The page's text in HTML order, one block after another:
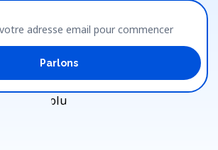
adresse email pour commencer
Parlons